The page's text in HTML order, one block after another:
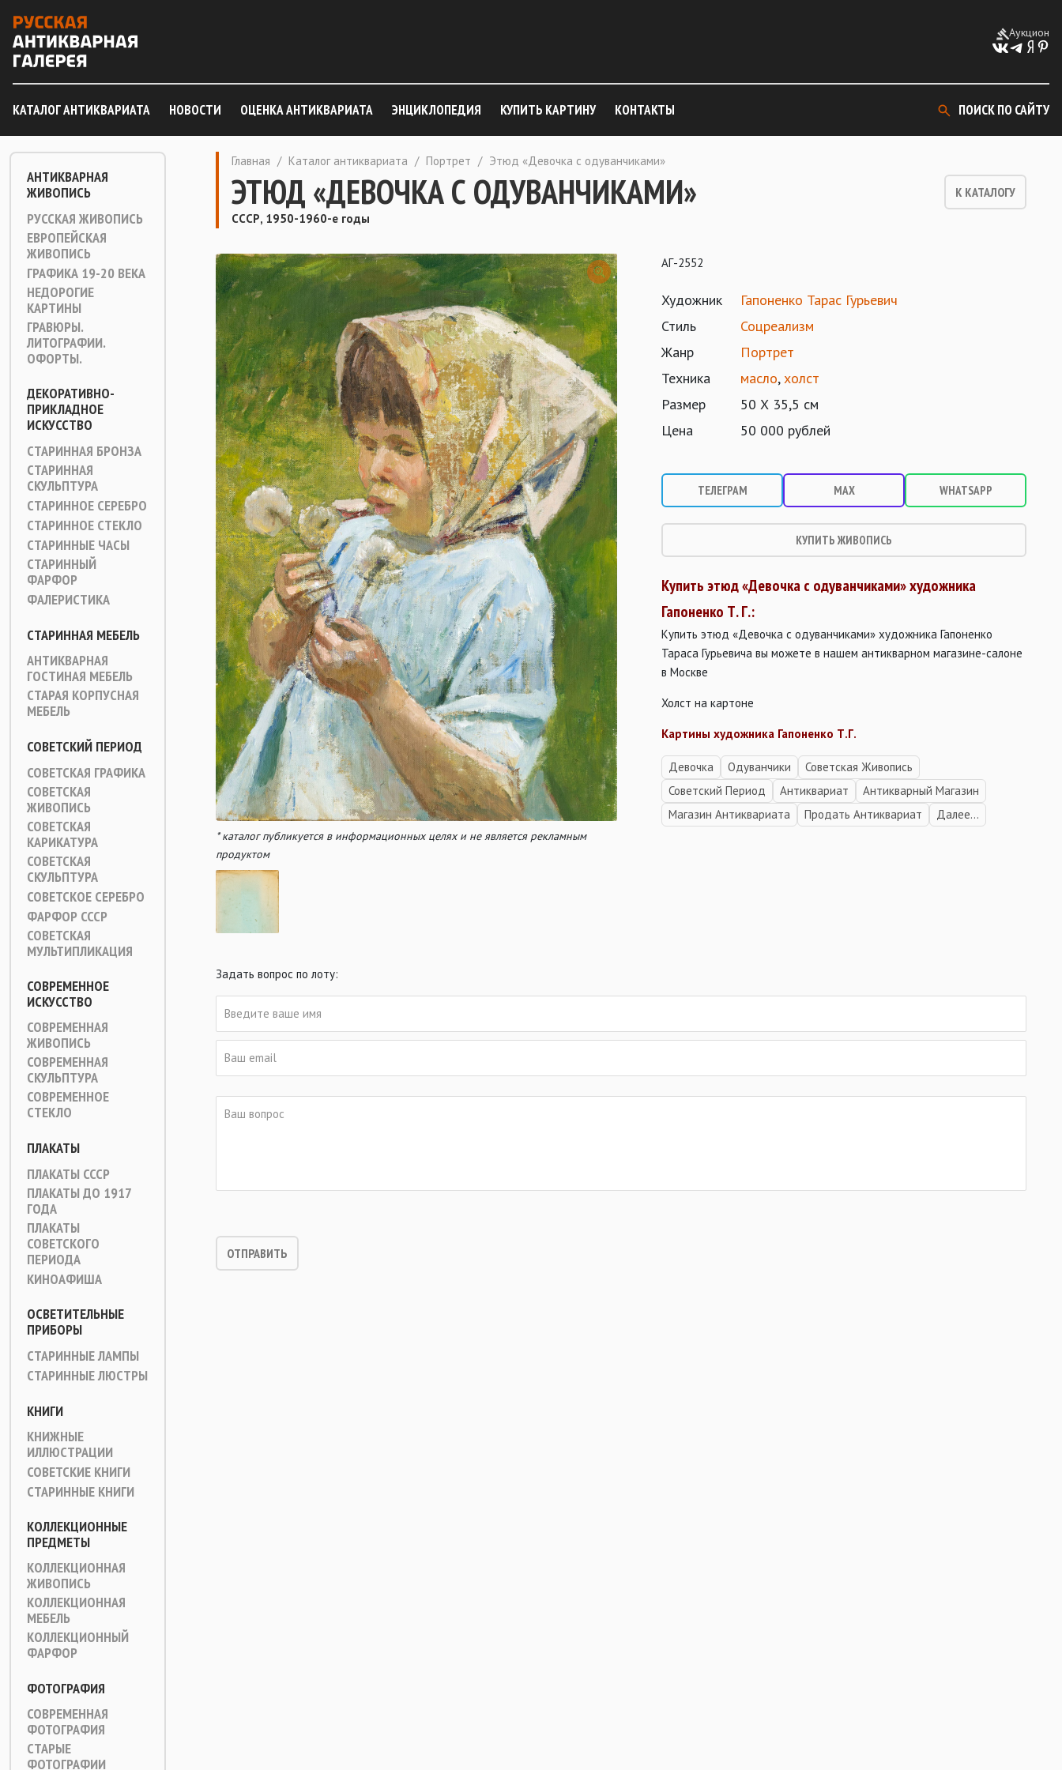
Аукцион
КАТАЛОГ АНТИКВАРИАТА НОВОСТИ ОЦЕНКА АНТИКВАРИАТА ЭНЦИКЛОПЕДИЯ КУПИТЬ КАРТИНУ КОНТАКТЫ ПОИСК ПО САЙТУ
АНТИКВАРНАЯ
ЖИВОПИСЬ
РУССКАЯ ЖИВОПИСЬ
ЕВРОПЕЙСКАЯ
ЖИВОПИСЬ
ГРАФИКА 19-20 ВЕКА
НЕДОРОГИЕ
КАРТИНЫ
ГРАВЮРЫ.
ЛИТОГРАФИИ.
ОФОРТЫ.
ДЕКОРАТИВНО-
ПРИКЛАДНОЕ
ИСКУССТВО
СТАРИННАЯ БРОНЗА
СТАРИННАЯ
СКУЛЬПТУРА
СТАРИННОЕ СЕРЕБРО
СТАРИННОЕ СТЕКЛО
СТАРИННЫЕ ЧАСЫ
СТАРИННЫЙ
ФАРФОР
ФАЛЕРИСТИКА
СТАРИННАЯ МЕБЕЛЬ
АНТИКВАРНАЯ
ГОСТИНАЯ МЕБЕЛЬ
СТАРАЯ КОРПУСНАЯ
МЕБЕЛЬ
СОВЕТСКИЙ ПЕРИОД
СОВЕТСКАЯ ГРАФИКА
СОВЕТСКАЯ
ЖИВОПИСЬ
СОВЕТСКАЯ
КАРИКАТУРА
СОВЕТСКАЯ
СКУЛЬПТУРА
СОВЕТСКОЕ СЕРЕБРО
ФАРФОР СССР
СОВЕТСКАЯ
МУЛЬТИПЛИКАЦИЯ
СОВРЕМЕННОЕ
ИСКУССТВО
СОВРЕМЕННАЯ
ЖИВОПИСЬ
СОВРЕМЕННАЯ
СКУЛЬПТУРА
СОВРЕМЕННОЕ
СТЕКЛО
ПЛАКАТЫ
ПЛАКАТЫ СССР
ПЛАКАТЫ ДО 1917
ГОДА
ПЛАКАТЫ
СОВЕТСКОГО
ПЕРИОДА
КИНОАФИША
ОСВЕТИТЕЛЬНЫЕ
ПРИБОРЫ
СТАРИННЫЕ ЛАМПЫ
СТАРИННЫЕ ЛЮСТРЫ
КНИГИ
КНИЖНЫЕ
ИЛЛЮСТРАЦИИ
СОВЕТСКИЕ КНИГИ
СТАРИННЫЕ КНИГИ
КОЛЛЕКЦИОННЫЕ
ПРЕДМЕТЫ
КОЛЛЕКЦИОННАЯ
ЖИВОПИСЬ
КОЛЛЕКЦИОННАЯ
МЕБЕЛЬ
КОЛЛЕКЦИОННЫЙ
ФАРФОР
ФОТОГРАФИЯ
СОВРЕМЕННАЯ
ФОТОГРАФИЯ
СТАРЫЕ
ФОТОГРАФИИ
Главная / Каталог антиквариата / Портрет / Этюд «Девочка с одуванчиками»
ЭТЮД «ДЕВОЧКА С ОДУВАНЧИКАМИ» К КАТАЛОГУ
СССР, 1950-1960-е годы
* каталог публикуется в информационных целях и не является рекламным
продуктом
АГ-2552
Художник
Гапоненко Тарас Гурьевич
Стиль
Соцреализм
Жанр
Портрет
Техника
масло,холст
Размер
50 Х 35,5 см
Цена
50 000 рублей
ТЕЛЕГРАМ MAX WHATSAPP
КУПИТЬ ЖИВОПИСЬ
Купить этюд «Девочка с одуванчиками» художника
Гапоненко Т. Г.:
Купить этюд «Девочка с одуванчиками» художника Гапоненко
Тараса Гурьевича вы можете в нашем антикварном магазине-салоне
в Москве
Холст на картоне
Картины художника Гапоненко Т.Г.
Девочка Одуванчики
Советская Живопись
Советский Период
Антиквариат
Антикварный Магазин
Магазин Антиквариата
Продать Антиквариат Далее...
Задать вопрос по лоту: